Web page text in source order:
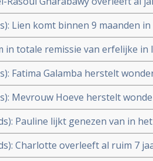
door hepatitus C met
goede kwaliteit van leven
Lien komt binnen 9 maanden
borstkanker
en Houtsmullerdieet.
in totale remissie van erfelijke
door combinatie van
lever zijn nu weer nieuwe
Fatima Galamba herstelt
uitgezaaide borstkanker
en femara plus Zometa.
Mevrouw Hoeve herstelt
(graad IV) met dendritische
hier haar ontroerende
Pauline lijkt genezen van in
met een levensverwachting van
van hyperthermie en
Charlotte overleeft al ruim 7
met naast chemo